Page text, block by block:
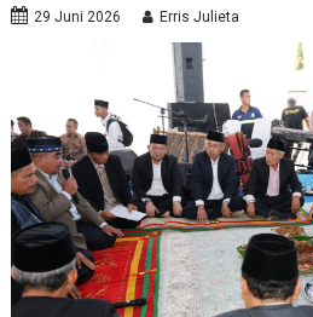
29 Juni 2026 Erris Julieta